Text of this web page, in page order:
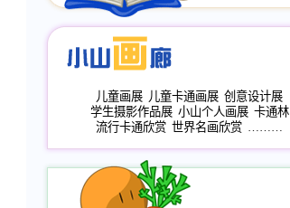
儿童画展 儿童卡通画展 创意设计展
学生摄影作品展 小山个人画展 卡通林
流行卡通欣赏 世界名画欣赏 ………